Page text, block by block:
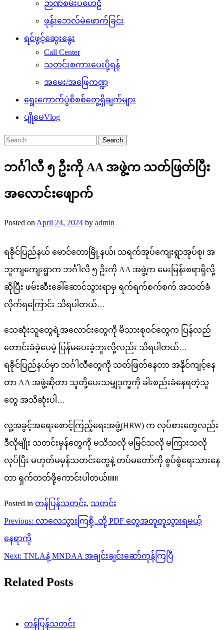
ဉာဏ်စမ်းပဟေဠိ
ဖုန်းဘေလ်မဲဖောက်ခြင်း
ရင်ဖွင့်ဆွေးနွေး
Call Center
သတင်းစကားပေးပို့ရန်
အမေး/အဖြေကဏ္ဍ
ရွေးကောက်ပွဲစိစစ်တွေ့ရှိချက်များ
ပျိုမေVlog
Search
for:
ဘင်္ဂါလီ ၅ ဦးကို AA အဖွဲ့က သတ်ဖြတ်ပြီး
အလောင်းဖျောက်
Posted on April 24, 2024 by admin
ရခိုင်ပြည်နယ် မောင်တောမြို့နယ်၊ သရက်အုပ်ကျေးရွာအုပ်စု၊ အ
ဘူကျကျေးရွာက ဘင်္ဂါလီ ၅ ဦးကို AA အဖွဲ့က မေးမြန်းစရာရှိလို့
ဆိုပြီး ဖမ်းဆီးခေါ်ဆောင်သွားရာမှ ရက်ရက်စက်စက် အသတ်ခံ
လိုက်ရကြောင်း သိရပါတယ်…
သေဆုံးသူတွေရဲ့အလောင်းတွေကို မိသားစုဝင်တွေက ပြန်လည်
တောင်းခံခဲ့ပေမဲ့ ပြန်မပေးခဲ့ဘူးလို့လည်း သိရပါတယ်…
ရခိုင်ပြည်နယ်မှာ ဘင်္ဂါလီတွေကို သတ်ဖြတ်နေတာ အနိုင်ကျင့်နေ
တာ AA အဖွဲ့ဆိုတာ သူတို့ပေးသမျှဒုက္ခကို ခါးစည်းခံနေရတဲ့သူ
တွေ အသိဆုံးပါ…
လူ့အခွင့်အရေးစောင့်ကြည့်ရေးအဖွဲ့(HRW) က လုပ်စားတွေလည်း
ဒီလိုမျိုး သတင်းမှန်တွေကို မသိသလို မမြင်သလို မကြားသလို
လုပ်ပြီး မဟုတ်မမှန်သတင်းတွေနဲ့ တပ်မတော်ကို စွပ်စွဲရေးသားနေ
တာ ရှက်တတ်ဖို့ကောင်းပါတယ်။။။
Posted in တန်ပြန်သတင်း, သတင်း
Post
navigation
Previous: လာလေသွားကြစို့..တို့ PDF တွေအတူတူသွားရမယ့်
နေရာကို
Next: TNLAနဲ့ MNDAA အချင်းချင်းဆော်ကုန်ကြပြီ
Related Posts
တန်ပြန်သတင်း